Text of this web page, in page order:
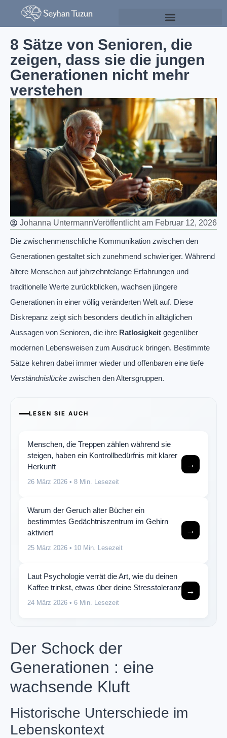
8 Sätze von Senioren, die
zeigen, dass sie die jungen
Generationen nicht mehr
verstehen
Johanna UntermannVeröffentlicht am Februar 12, 2026
Die zwischenmenschliche Kommunikation zwischen den
Generationen gestaltet sich zunehmend schwieriger. Während
ältere Menschen auf jahrzehntelange Erfahrungen und
traditionelle Werte zurückblicken, wachsen jüngere
Generationen in einer völlig veränderten Welt auf. Diese
Diskrepanz zeigt sich besonders deutlich in alltäglichen
Aussagen von Senioren, die ihre Ratlosigkeit gegenüber
modernen Lebensweisen zum Ausdruck bringen. Bestimmte
Sätze kehren dabei immer wieder und offenbaren eine tiefe
Verständnislücke zwischen den Altersgruppen.
LESEN SIE AUCH
Menschen, die Treppen zählen während sie
steigen, haben ein Kontrollbedürfnis mit klarer
Herkunft
26 März 2026 • 8 Min. Lesezeit
→
Warum der Geruch alter Bücher ein
bestimmtes Gedächtniszentrum im Gehirn
aktiviert
25 März 2026 • 10 Min. Lesezeit
→
Laut Psychologie verrät die Art, wie du deinen
Kaffee trinkst, etwas über deine Stresstoleranz
24 März 2026 • 6 Min. Lesezeit
→
Der Schock der
Generationen : eine
wachsende Kluft
Historische Unterschiede im
Lebenskontext